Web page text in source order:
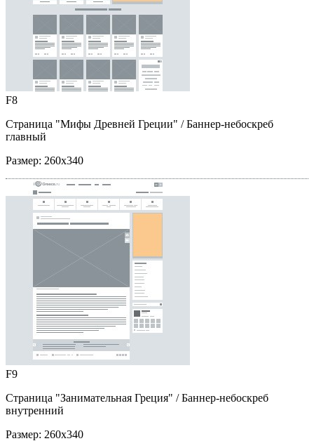
F8
Страница "Мифы Древней Греции" / Баннер-небоскреб
главный
Размер: 260x340
F9
Страница "Занимательная Греция" / Баннер-небоскреб
внутренний
Размер: 260x340